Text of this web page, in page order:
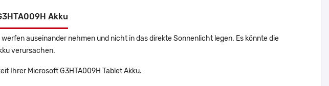
Akku
auseinander nehmen und nicht in das direkte Sonnenlicht legen. Es könnte die
verursachen.
Ihrer Microsoft G3HTA009H Tablet Akku.